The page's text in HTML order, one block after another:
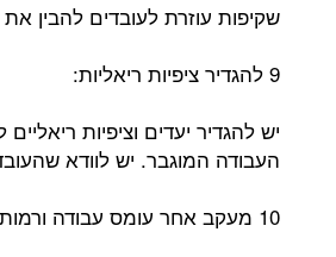
שקיפות עוזרת לעובדים להבין
9 להגדיר ציפיות ריאליות:
יש להגדיר יעדים וציפיות
העבודה המוגבר. יש לוודא
10 מעקב אחר עומס עבודה ורמות סטרס: